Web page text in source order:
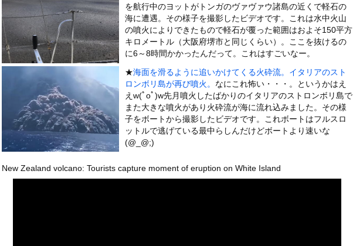
【緊急】肛門にスティックのり入れたけど出てこないの！！
お知らせ
【話題】河内長野市で警官が包丁男に発砲したシーンのモザ無し映像が公開される。
Powered by livedoor 相互RSS
このページは1000mgが管理しています。 RSS設定 更新順130件まで。それ以降の古いものは表
示されません。
を航行中のヨットがトンガのヴァヴァウ諸島の近くで軽石の
海に遭遇。その様子を撮影したビデオです。これは水中火山
の噴火によりできたもので軽石が覆った範囲はおよそ150平方
キロメートル（大阪府堺市と同じくらい）。ここを抜けるの
に6～8時間かかったんだって。これはすごいなー。
★海面を滑るように追いかけてくる火砕流。イタリアのスト
ロンボリ島が再び噴火。 なにこれ怖い・・・。というかはえ
えw(ﾟoﾟ)w先月噴火したばかりのイタリアのストロンボリ島で
また大きな噴火があり火砕流が海に流れ込みました。その様
子をボートから撮影したビデオです。これボートはフルスロ
ットルで逃げている最中らしんだけどボートより速いな
(@_@;)
New Zealand volcano: Tourists capture moment of eruption on White Island